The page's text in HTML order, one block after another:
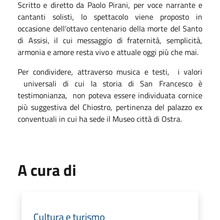
Scritto e diretto da Paolo Pirani, per voce narrante e
cantanti solisti, lo spettacolo viene proposto in
occasione dell’ottavo centenario della morte del Santo
di Assisi, il cui messaggio di fraternità, semplicità,
armonia e amore resta vivo e attuale oggi più che mai.
Per condividere, attraverso musica e testi, i valori
universali di cui la storia di San Francesco è
testimonianza, non poteva essere individuata cornice
più suggestiva del Chiostro, pertinenza del palazzo ex
conventuali in cui ha sede il Museo città di Ostra.
A cura di
Cultura e turismo